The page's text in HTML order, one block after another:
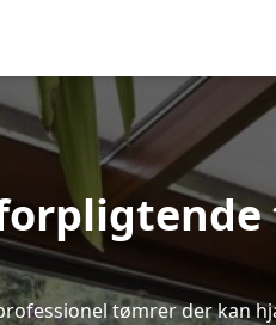
tømrer der kan